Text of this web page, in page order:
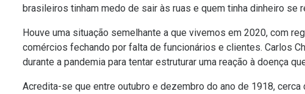
brasileiros tinham medo de sair às ruas e quem tinha dinheiro se
Houve uma situação semelhante a que vivemos em 2020, com
comércios fechando por falta de funcionários e clientes. Carlos
durante a pandemia para tentar estruturar uma reação à doença
Acredita-se que entre outubro e dezembro do ano de 1918,